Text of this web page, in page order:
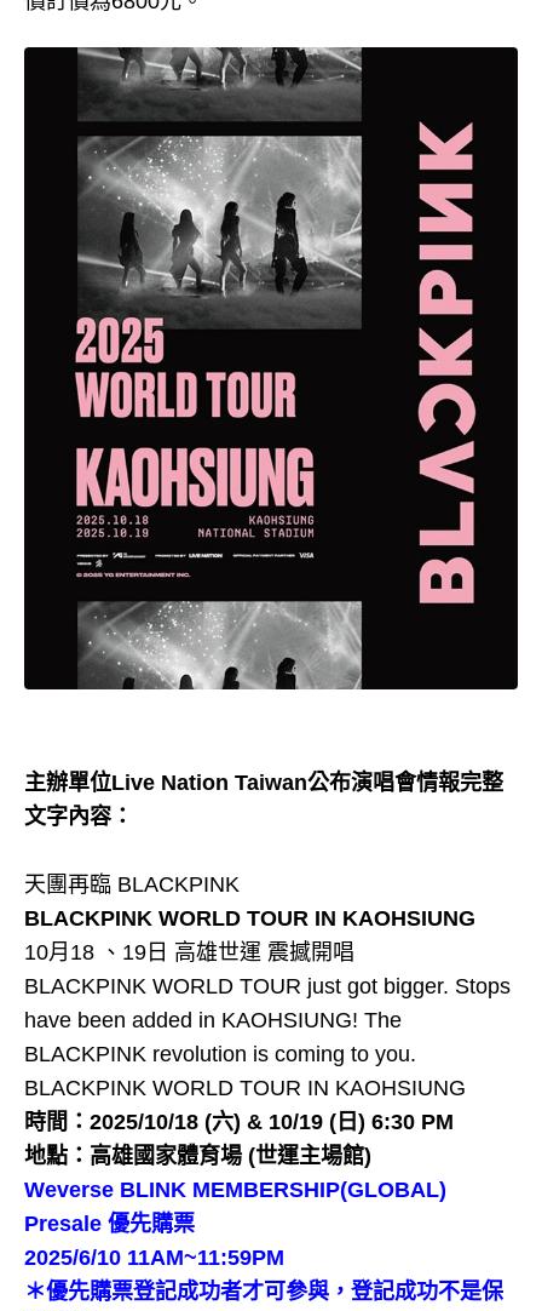
主辦單位Live Nation Taiwan公布演唱會情報完整
文字內容：
天團再臨 BLACKPINK
BLACKPINK WORLD TOUR IN KAOHSIUNG
10月18 、19日 高雄世運 震撼開唱
BLACKPINK WORLD TOUR just got bigger. Stops
have been added in KAOHSIUNG! The
BLACKPINK revolution is coming to you.
BLACKPINK WORLD TOUR IN KAOHSIUNG
時間：2025/10/18 (六) & 10/19 (日) 6:30 PM
地點：高雄國家體育場 (世運主場館)
Weverse BLINK MEMBERSHIP(GLOBAL)
Presale 優先購票
2025/6/10 11AM~11:59PM
＊優先購票登記成功者才可參與，登記成功不是保